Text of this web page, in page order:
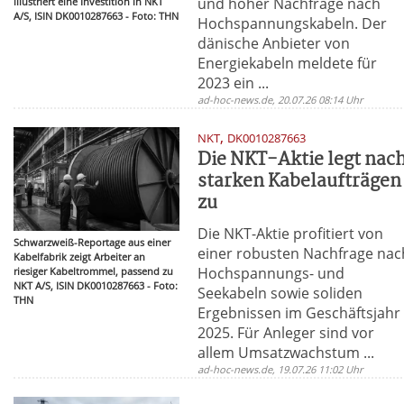
A/S, ISIN DK0010287663 - Foto: THN
Hochspannungskabeln. Der
dänische Anbieter von
Energiekabeln meldete für
2023 ein ...
ad-hoc-news.de, 20.07.26 08:14 Uhr
Schwarzweiß-Reportage aus einer
Kabelfabrik zeigt Arbeiter an
riesiger Kabeltrommel, passend zu
NKT A/S, ISIN DK0010287663 - Foto:
THN
NKT, DK0010287663
Die NKT-Aktie legt
starken Kabelaufträgen
zu
Die NKT-Aktie profitiert von
einer robusten Nachfrage
Hochspannungs- und
Seekabeln sowie soliden
Ergebnissen im Geschäftsjahr
2025. Für Anleger sind vor
allem Umsatzwachstum ...
ad-hoc-news.de, 19.07.26 11:02 Uhr